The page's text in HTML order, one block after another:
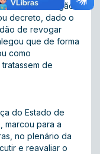
do órgão
decreto, dado o
de revogar
que de forma
como
de
do Estado de
marcou para a
no plenário da
e reavaliar o